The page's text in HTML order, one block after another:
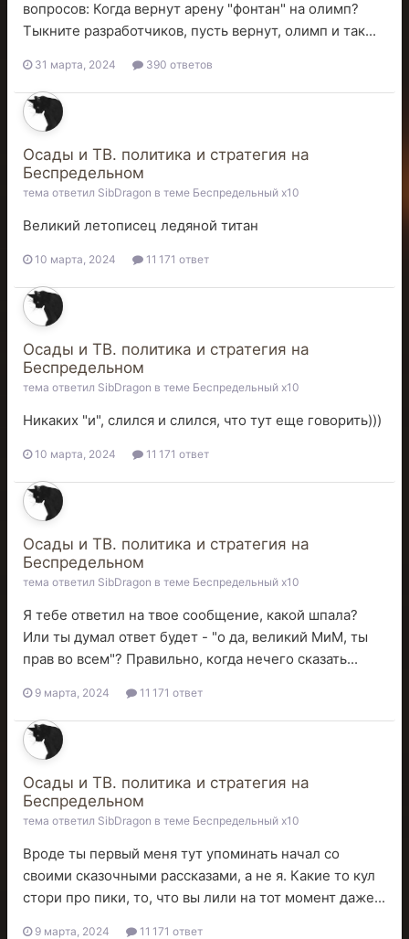
вопросов: Когда вернут арену "фонтан" на олимп?
Тыкните разработчиков, пусть вернут, олимп и так...
31 марта, 2024 390 ответов
Осады и ТВ. политика и стратегия на
Беспредельном
тема ответил SibDragon в теме Беспредельный x10
Великий летописец ледяной титан
10 марта, 2024 11 171 ответ
Осады и ТВ. политика и стратегия на
Беспредельном
тема ответил SibDragon в теме Беспредельный x10
Никаких "и", слился и слился, что тут еще говорить)))
10 марта, 2024 11 171 ответ
Осады и ТВ. политика и стратегия на
Беспредельном
тема ответил SibDragon в теме Беспредельный x10
Я тебе ответил на твое сообщение, какой шпала?
Или ты думал ответ будет - "о да, великий МиМ, ты
прав во всем"? Правильно, когда нечего сказать...
9 марта, 2024 11 171 ответ
Осады и ТВ. политика и стратегия на
Беспредельном
тема ответил SibDragon в теме Беспредельный x10
Вроде ты первый меня тут упоминать начал со
своими сказочными рассказами, а не я. Какие то кул
стори про пики, то, что вы лили на тот момент даже...
9 марта, 2024 11 171 ответ